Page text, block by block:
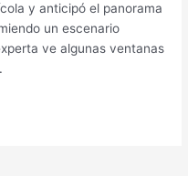
y anticipó el panorama
un escenario
ve algunas ventanas